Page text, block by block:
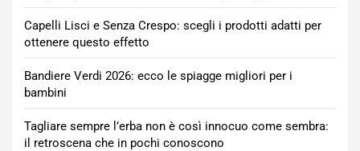
Capelli Lisci e Senza Crespo: scegli i prodotti adatti per
ottenere questo effetto
Bandiere Verdi 2026: ecco le spiagge migliori per i
bambini
Tagliare sempre l’erba non è così innocuo come sembra:
il retroscena che in pochi conoscono